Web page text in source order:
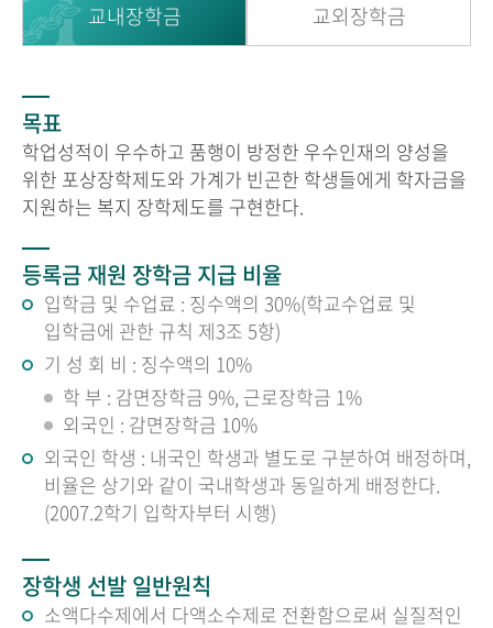
교내장학금 교외장학금
목표
학업성적이 우수하고 품행이 방정한 우수인재의 양성을
위한 포상장학제도와 가계가 빈곤한 학생들에게 학자금을
지원하는 복지 장학제도를 구현한다.
등록금 재원 장학금 지급 비율
입학금 및 수업료 : 징수액의 30%(학교수업료 및
입학금에 관한 규칙 제3조 5항)
기 성 회 비 : 징수액의 10%
학 부 : 감면장학금 9%, 근로장학금 1%
외국인 : 감면장학금 10%
외국인 학생 : 내국인 학생과 별도로 구분하여 배정하며,
비율은 상기와 같이 국내학생과 동일하게 배정한다.
(2007.2학기 입학자부터 시행)
장학생 선발 일반원칙
소액다수제에서 다액소수제로 전환함으로써 실질적인